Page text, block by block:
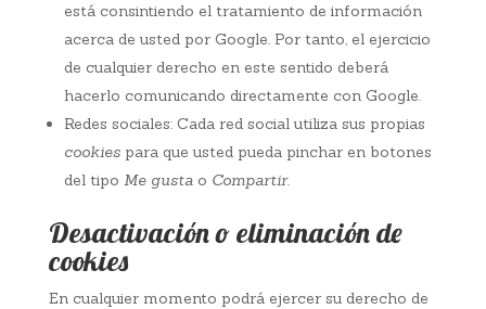
está consintiendo el tratamiento de información
acerca de usted por Google. Por tanto, el ejercicio
de cualquier derecho en este sentido deberá
hacerlo comunicando directamente con Google.
Redes sociales: Cada red social utiliza sus propias
cookiespara que usted pueda pinchar en botones
del tipo Me gustao Compartir.
Desactivación o eliminación de
cookies
En cualquier momento podrá ejercer su derecho de